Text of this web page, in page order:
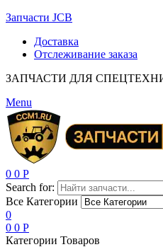
Запчасти JCB
Доставка
Отслеживание заказа
ЗАПЧАСТИ ДЛЯ
Menu
0 0 Р
Search for:
Все Категории
0
0 0 Р
Категории Товаров